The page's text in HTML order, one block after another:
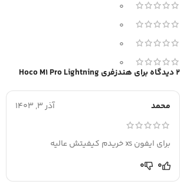
0
0
0
0
2 دیدگاه برای هندزفری Hoco M1 Pro Lightning
محمد آذر 3, 1403
برای ایفون xs خریدم کیفیتش عالیه
0
0